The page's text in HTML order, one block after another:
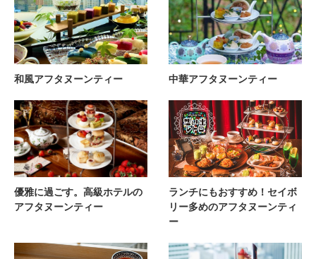
和風アフタヌーンティー 中華アフタヌーンティー
優雅に過ごす。高級ホテルの
アフタヌーンティー
ランチにもおすすめ！セイボ
リー多めのアフタヌーンティ
ー